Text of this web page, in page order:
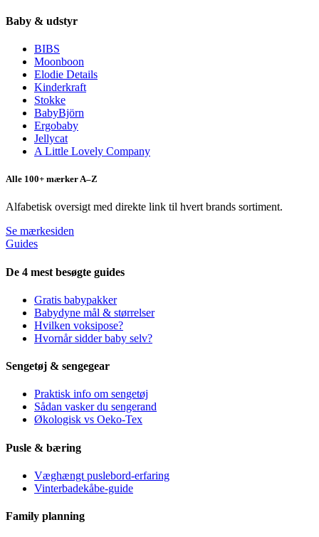
Baby & udstyr
BIBS
Moonboon
Elodie Details
Kinderkraft
Stokke
BabyBjörn
Ergobaby
Jellycat
A Little Lovely Company
Alle 100+ mærker A–Z
Alfabetisk oversigt med direkte link til hvert brands sortiment.
Se mærkesiden
Guides
De 4 mest besøgte guides
Gratis babypakker
Babydyne mål & størrelser
Hvilken voksipose?
Hvornår sidder baby selv?
Sengetøj & sengegear
Praktisk info om sengetøj
Sådan vasker du sengerand
Økologisk vs Oeko-Tex
Pusle & bæring
Væghængt puslebord-erfaring
Vinterbadekåbe-guide
Family planning